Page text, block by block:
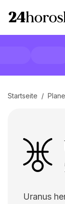
Startseite /
Uranus